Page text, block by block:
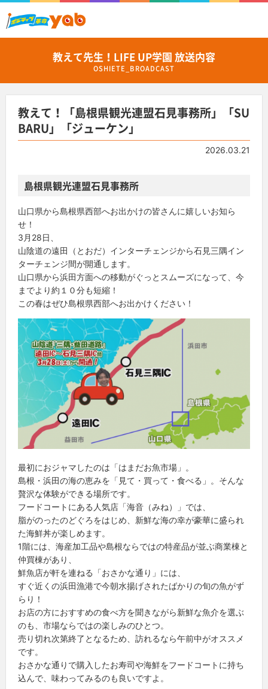
教えて先生！LIFE UP学園 放送内容
OSHIETE_BROADCAST
教えて！「島根県観光連盟石見事務所」「SU
BARU」「ジューケン」
2026.03.21
島根県観光連盟石見事務所
山口県から島根県西部へお出かけの皆さんに嬉しいお知ら
せ！
3月28日、
山陰道の遠田（とおだ）インターチェンジから石見三隅イン
ターチェンジ間が開通します。
山口県から浜田方面への移動がぐっとスムーズになって、今
までより約１０分も短縮！
この春はぜひ島根県西部へお出かけください！
最初におジャマしたのは「はまだお魚市場」。
島根・浜田の海の恵みを「見て・買って・食べる」。そんな
贅沢な体験ができる場所です。
フードコートにある人気店「海音（みね）」では、
脂がのったのどぐろをはじめ、新鮮な海の幸が豪華に盛られ
た海鮮丼が楽しめます。
1階には、海産加工品や島根ならではの特産品が並ぶ商業棟と
仲買棟があり、
鮮魚店が軒を連ねる「おさかな通り」には、
すぐ近くの浜田漁港で今朝水揚げされたばかりの旬の魚がず
らり！
お店の方におすすめの食べ方を聞きながら新鮮な魚介を選ぶ
のも、市場ならではの楽しみのひとつ。
売り切れ次第終了となるため、訪れるなら午前中がオススメ
です。
おさかな通りで購入したお寿司や海鮮をフードコートに持ち
込んで、味わってみるのも良いですよ。